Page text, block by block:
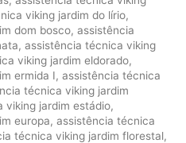
viking jardim do lírio,
dom bosco, assistência
, assistência técnica viking
viking jardim eldorado,
ermida I, assistência técnica
técnica viking jardim
viking jardim estádio,
europa, assistência técnica
técnica viking jardim florestal,